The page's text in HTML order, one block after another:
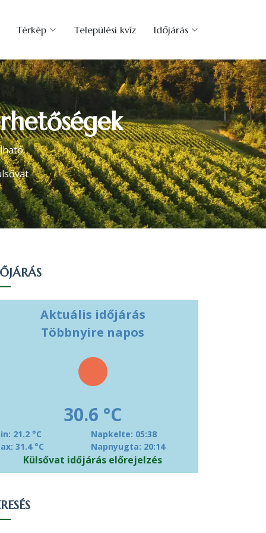
Térkép Települési kvíz Időjárás
Aktuális időjárás
Többnyire napos
30.6 °C
21.2 °C
31.4 °C
Napkelte: 05:38
Napnyugta: 20:14
Külsővat időjárás előrejelzés